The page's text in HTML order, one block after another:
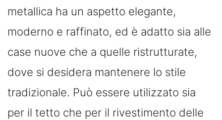
metallica ha un aspetto elegante,
moderno e raffinato, ed è adatto sia alle
case nuove che a quelle ristrutturate,
dove si desidera mantenere lo stile
tradizionale. Può essere utilizzato sia
per il tetto che per il rivestimento delle